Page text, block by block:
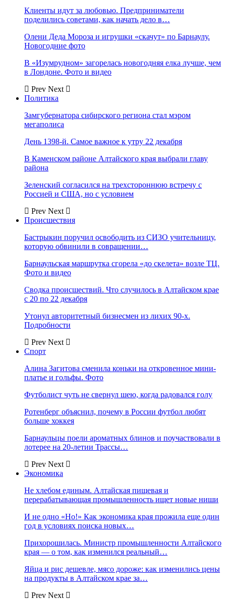
Клиенты идут за любовью. Предприниматели
поделились советами, как начать дело в…
Олени Деда Мороза и игрушки «скачут» по Барнаулу.
Новогодние фото
В «Изумрудном» загорелась новогодняя елка лучше, чем
в Лондоне. Фото и видео
Prev Next
Политика
Замгубернатора сибирского региона стал мэром
мегаполиса
День 1398-й. Самое важное к утру 22 декабря
В Каменском районе Алтайского края выбрали главу
района
Зеленский согласился на трехстороннюю встречу с
Россией и США, но с условием
Prev Next
Происшествия
Бастрыкин поручил освободить из СИЗО учительницу,
которую обвинили в совращении…
Барнаульская маршрутка сгорела «до скелета» возле ТЦ.
Фото и видео
Сводка происшествий. Что случилось в Алтайском крае
с 20 по 22 декабря
Утонул авторитетный бизнесмен из лихих 90-х.
Подробности
Prev Next
Спорт
Алина Загитова сменила коньки на откровенное мини-
платье и гольфы. Фото
Футболист чуть не свернул шею, когда радовался голу
Ротенберг объяснил, почему в России футбол любят
больше хоккея
Барнаульцы поели ароматных блинов и поучаствовали в
лотерее на 20-летии Трассы…
Prev Next
Экономика
Не хлебом единым. Алтайская пищевая и
перерабатывающая промышленность ищет новые ниши
И не одно «Но!» Как экономика края прожила еще один
год в условиях поиска новых…
Прихорошилась. Министр промышленности Алтайского
края — о том, как изменился реальный…
Яйца и рис дешевле, мясо дороже: как изменились цены
на продукты в Алтайском крае за…
Prev Next